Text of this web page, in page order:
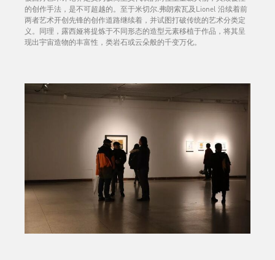
的创作手法，是不可超越的。至于米切尔.弗朗索瓦及Lionel 沿续着前
两者艺术开创先锋的创作道路继续着，并试图打破传统的艺术分类定
义。同理，露西娅将提炼于不同形态的造型元素移植于作品，将其呈
现出宇宙造物的丰富性，类岩石或云朵般的千变万化。